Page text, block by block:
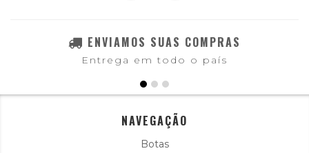
ENVIAMOS SUAS COMPRAS
Entrega em todo o país
NAVEGAÇÃO
Botas